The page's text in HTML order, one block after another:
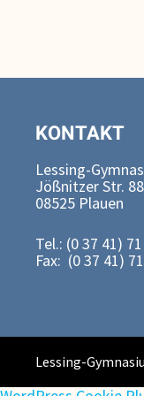
KONTAKT
Lessing-
Jößnitzer Str. 88
08525 Plauen
Tel.: (0 37 41)
Fax: (0 37 41)
Lessing-